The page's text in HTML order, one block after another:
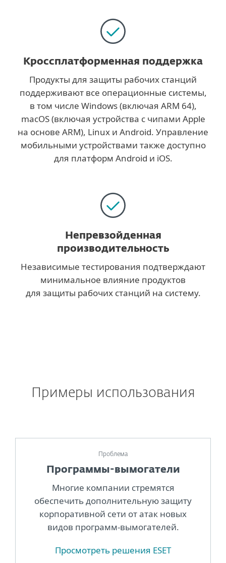
Кроссплатформенная поддержка
Продукты для защиты рабочих станций
поддерживают все операционные системы,
в том числе Windows (включая ARM 64),
macOS (включая устройства с чипами Apple
на основе ARM), Linux и Android. Управление
мобильными устройствами также доступно
для платформ Android и iOS.
Непревзойденная
производительность
Независимые тестирования подтверждают
минимальное влияние продуктов
для защиты рабочих станций на систему.
Примеры использования
Проблема
Программы-вымогатели
Многие компании стремятся
обеспечить дополнительную защиту
корпоративной сети от атак новых
видов программ-вымогателей.
Просмотреть решения ESET